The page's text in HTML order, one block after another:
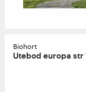
Biohort
Utebod europa str